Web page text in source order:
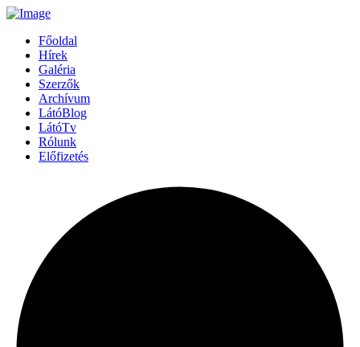
Főoldal
Hírek
Galéria
Szerzők
Archívum
LátóBlog
LátóTv
Rólunk
Előfizetés